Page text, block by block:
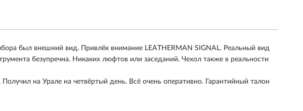
был внешний вид. Привлёк внимание LEATHERMAN SIGNAL. Реальный вид
безупречна. Никаких люфтов или заседаний. Чехол также в реальности
на Урале на четвёртый день. Всё очень оперативно. Гарантийный талон